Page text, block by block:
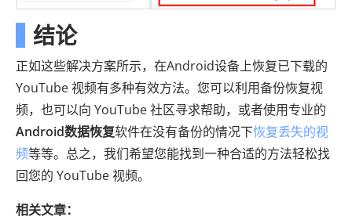
结论
正如这些解决方案所示，在Android设备上恢复已下载的
YouTube 视频有多种有效方法。您可以利用备份恢复视
频，也可以向 YouTube 社区寻求帮助，或者使用专业的
Android数据恢复软件在没有备份的情况下恢复丢失的视
频等等。总之，我们希望您能找到一种合适的方法轻松找
回您的 YouTube 视频。
相关文章：